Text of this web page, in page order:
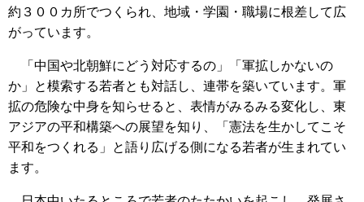
約３００カ所でつくられ、地域・学園・職場に根差して広
がっています。
「中国や北朝鮮にどう対応するの」「軍拡しかないの
か」と模索する若者とも対話し、連帯を築いています。軍
拡の危険な中身を知らせると、表情がみるみる変化し、東
アジアの平和構築への展望を知り、「憲法を生かしてこそ
平和をつくれる」と語り広げる側になる若者が生まれてい
ます。